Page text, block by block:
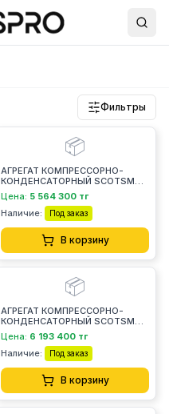
Фильтры
📦
АГРЕГАТ КОМПРЕССОРНО-
КОНДЕНСАТОРНЫЙ SCOTSMAN
UR068SPLI2600
Цена: 5 564 300 тг
Наличие:
Под заказ
В корзину
📦
АГРЕГАТ КОМПРЕССОРНО-
КОНДЕНСАТОРНЫЙ SCOTSMAN
UR128SPLI2600
Цена: 6 193 400 тг
Наличие:
Под заказ
В корзину